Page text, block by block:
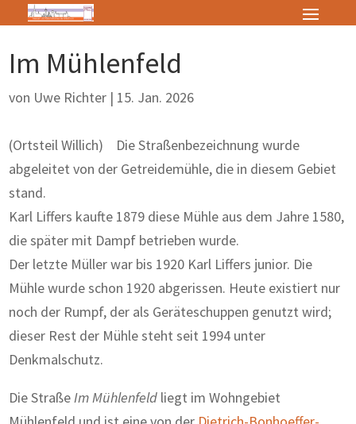
Im Mühlenfeld
von Uwe Richter | 15. Jan. 2026
(Ortsteil Willich) Die Straßenbezeichnung wurde
abgeleitet von der Getreidemühle, die in diesem Gebiet
stand.
Karl Liffers kaufte 1879 diese Mühle aus dem Jahre 1580,
die später mit Dampf betrieben wurde.
Der letzte Müller war bis 1920 Karl Liffers junior. Die
Mühle wurde schon 1920 abgerissen. Heute existiert nur
noch der Rumpf, der als Geräteschuppen genutzt wird;
dieser Rest der Mühle steht seit 1994 unter
Denkmalschutz.
Die StraßeIm Mühlenfeld liegt im Wohngebiet